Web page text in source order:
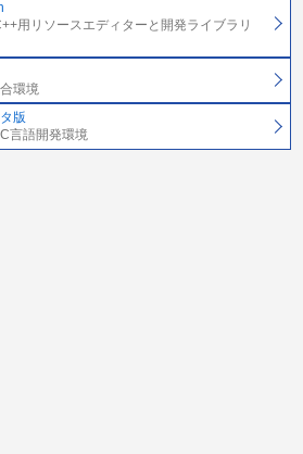
用リソースエディターと開発ライブラリ
環境
版
言語開発環境